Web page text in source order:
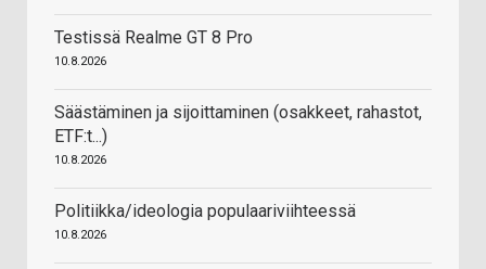
Testissä Realme GT 8 Pro
10.8.2026
Säästäminen ja sijoittaminen (osakkeet, rahastot,
ETF:t...)
10.8.2026
Politiikka/ideologia populaariviihteessä
10.8.2026